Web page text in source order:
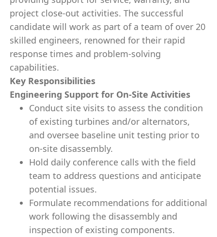
project close-out activities. The successful
candidate will work as part of a team of over 20
skilled engineers, renowned for their rapid
response times and problem-solving
capabilities.
Key Responsibilities
Engineering Support for On-Site Activities
Conduct site visits to assess the condition
of existing turbines and/or alternators,
and oversee baseline unit testing prior to
on-site disassembly.
Hold daily conference calls with the field
team to address questions and anticipate
potential issues.
Formulate recommendations for additional
work following the disassembly and
inspection of existing components.